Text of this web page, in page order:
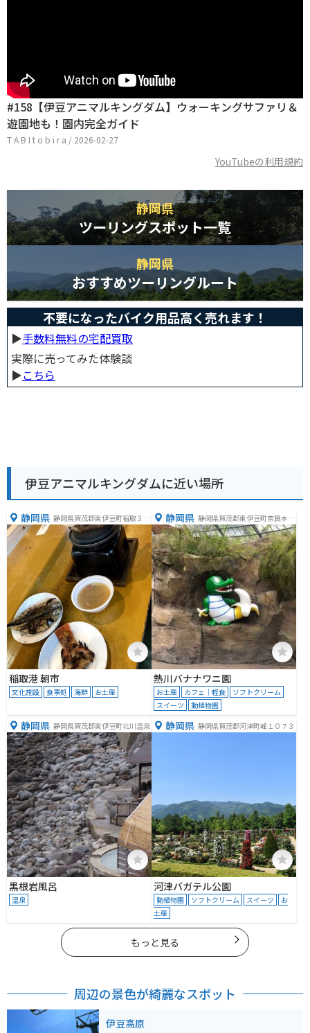
#158【伊豆アニマルキングダム】ウォーキングサファリ＆
遊園地も！園内完全ガイド
T A B I t o b i r a / 2026-02-27
YouTubeの利用規約
静岡県
ツーリングスポット一覧
静岡県
おすすめツーリングルート
不要になったバイク用品高く売れます！
▶︎手数料無料の宅配買取
実際に売ってみた体験談
▶︎こちら
伊豆アニマルキングダムに近い場所
静岡県 静岡県賀茂郡東伊豆町稲取３３
５４
稲取港 朝市
文化施設 食事処 海鮮 お土産
静岡県 静岡県賀茂郡東伊豆町奈良本１
２５３−１０
熱川バナナワニ園
お土産 カフェ｜軽食
ソフトクリーム
スイーツ
動植物園
静岡県 静岡県賀茂郡東伊豆町北川温泉
黒根岩風呂
温泉
静岡県 静岡県賀茂郡河津町峰１０７３
河津バガテル公園
動植物園 ソフトクリーム スイーツ
お
土産
もっと見る
周辺の景色が綺麗なスポット
伊豆高原